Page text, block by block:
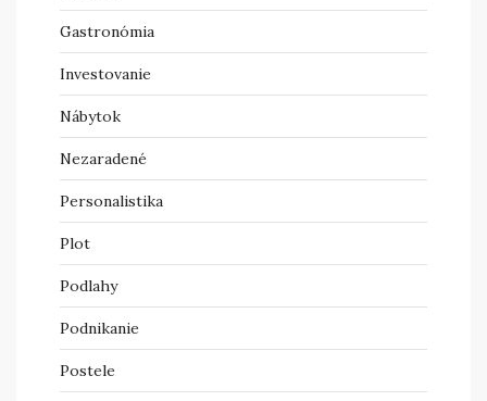
Gastronómia
Investovanie
Nábytok
Nezaradené
Personalistika
Plot
Podlahy
Podnikanie
Postele